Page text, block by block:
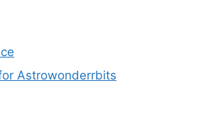
Astrowonderrbits